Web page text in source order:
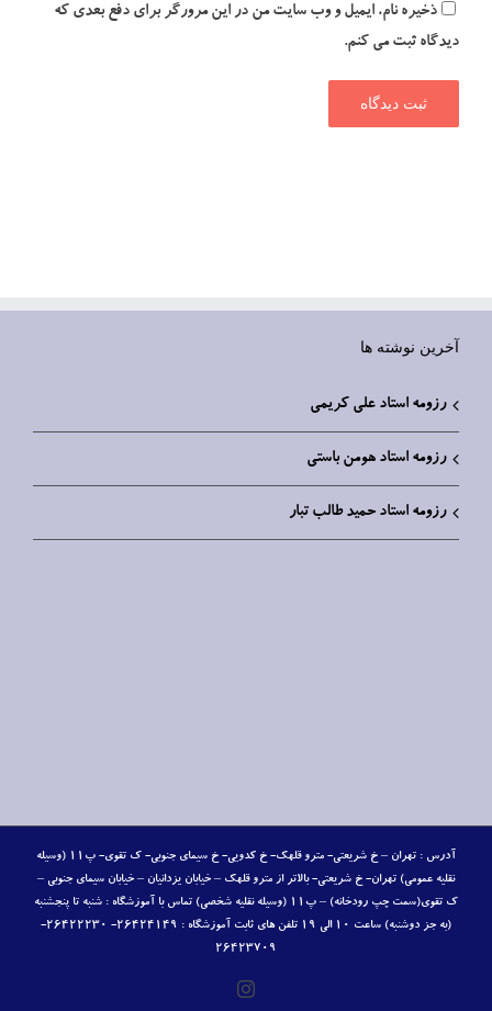
ذخیره نام، ایمیل و وب سایت من در این مرورگر برای دفع بعدی که
دیدگاه ثبت می کنم.
آخرین نوشته ها
رزومه استاد علی کریمی
رزومه استاد هومن باستی
رزومه استاد حمید طالب تبار
آدرس : تهران – خ شریعتی- مترو قلهک- خ کدویی- خ سیمای جنوبی- ک تقوی- پ١١ (وسیله
نقلیه عمومی) تهران- خ شریعتی- بالاتر از مترو قلهک – خیابان یزدانیان – خیابان سیمای جنوبی –
ک تقوی(سمت چپ رودخانه) – پ١١ (وسیله نقلیه شخصی) تماس با آموزشگاه : شنبه تا پنجشنبه
(به جز دوشنبه) ساعت ۱۰ الی ۱۹ تلفن‏ های ثابت آموزشگاه : ۲۶۴۲۴۱۴۹- ۲۶۴۲۲۲۳۰-
۲۶۴۲۳۷۰۹
Instagram